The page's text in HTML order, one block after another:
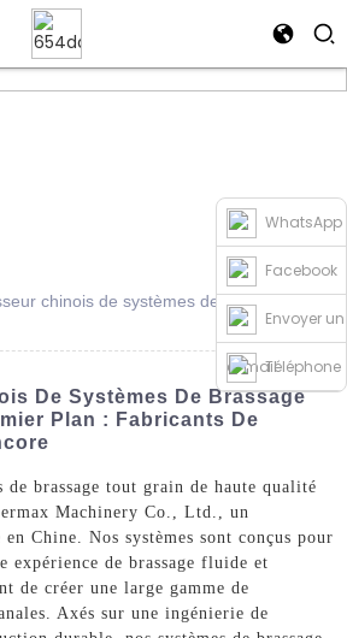
WhatsApp
Facebook
Envoyer un
e-mailTéléphone
chinois de systèmes de brassage tout
De Systèmes De Brassage
Plan : Fabricants De
de brassage tout grain de haute qualité
Machinery Co., Ltd., un
Chine. Nos systèmes sont conçus pour
expérience de brassage fluide et
de créer une large gamme de
Axés sur une ingénierie de